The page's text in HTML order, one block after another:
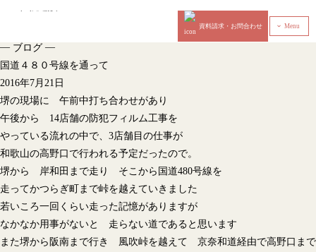
資料請求・お問合わせ ‹ Menu
— ブログ —
国道４８０号線を通って
2016年7月21日
堺の現場に 午前中打ち合わせがあり
午後から 14店舗の防犯フィルム工事を
やっている流れの中で、3店舗目の仕事が
和歌山の高野口で行われる予定だったので。
堺から 岸和田まで走り そこから国道480号線を
走ってかつらぎ町まで峠を越えていきました
若いころ一回くらい走った記憶がありますが
なかなか用事がないと 走らない道であると思います
また堺から阪南まで行き 風吹峠を越えて 京奈和道経由で高野口まで